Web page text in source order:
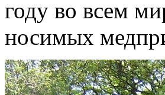
году во всем
носимых